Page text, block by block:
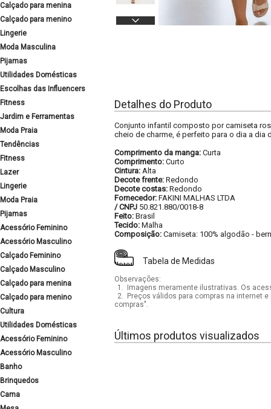
Calçado para menina
Calçado para menino
Lingerie
Moda Masculina
Pijamas
Utilidades Domésticas
Escolhas das Influencers
Fitness
Jardim e Ferramentas
Moda Praia
Tendências
Fitness
Lazer
Lingerie
Moda Praia
Pijamas
Acessório Feminino
Acessório Masculino
Calçado Feminino
Calçado Masculino
Calçado para menina
Calçado para menino
Cultura
Utilidades Domésticas
Acessório Feminino
Acessório Masculino
Banho
Brinquedos
Cama
Detalhes do Produto
Conjunto infantil composto por camiseta
cheio de charme, é perfeito para o dia a
Comprimento da manga: Curta
Comprimento: Curto
Cintura: Alta
Decote frente: Redondo
Decote costas: Redondo
Fornecedor: FAKINI MALHAS LTDA
/ CNPJ 50.821.880/0018-8
Feito: Brasil
Tecido: Malha
Composição: Camiseta: 100% algodão -
Tabela de Medidas
Observações:
1.
Imagens meramente ilustrativas. Os
2.
Preços válidos para compras na internet
compras".
Últimos produtos visualizados